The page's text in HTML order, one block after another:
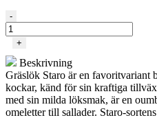
Gräslök
Staro
mängd
-
+
Beskrivning
Gräslök Staro är en favoritvariant
kockar, känd för sin kraftiga
med sin milda löksmak, är en
omeletter till sallader. Staro-